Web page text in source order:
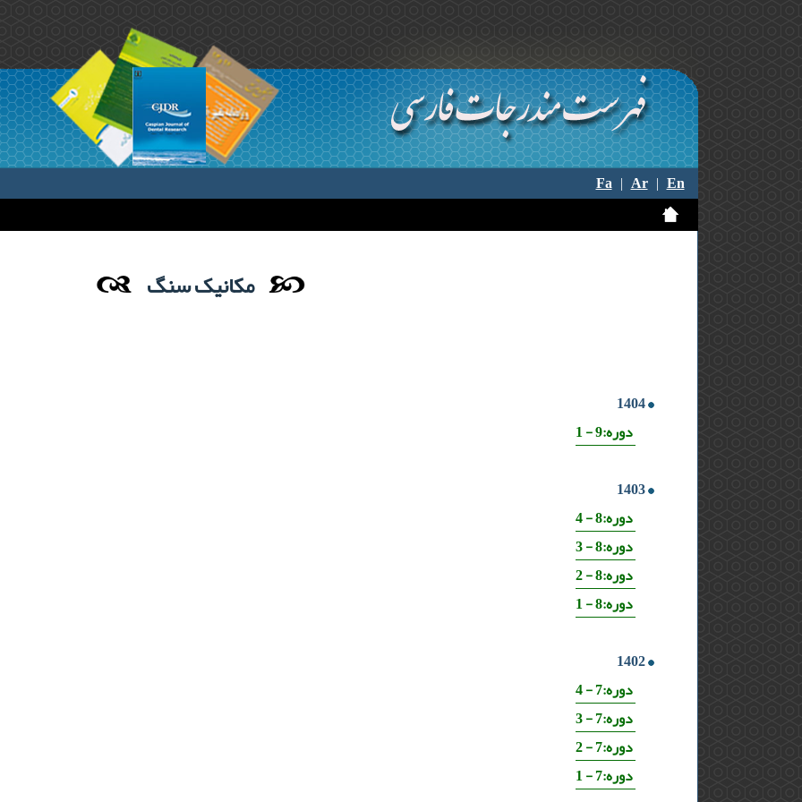
Fa|Ar|En
مکانیک سنگ
1404
دوره:9 - 1
1403
دوره:8 - 4
دوره:8 - 3
دوره:8 - 2
دوره:8 - 1
1402
دوره:7 - 4
دوره:7 - 3
دوره:7 - 2
دوره:7 - 1